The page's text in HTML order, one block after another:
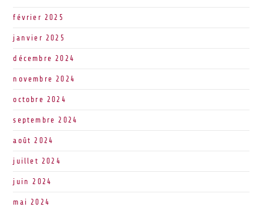
février 2025
janvier 2025
décembre 2024
novembre 2024
octobre 2024
septembre 2024
août 2024
juillet 2024
juin 2024
mai 2024